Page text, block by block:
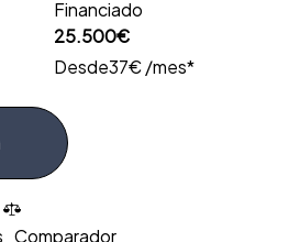
Financiado
25.500€
Desde37€ /mes*
Comparador